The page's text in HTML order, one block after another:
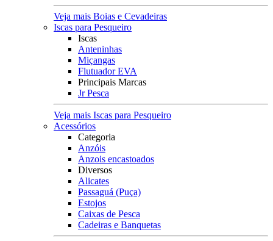
Veja mais Boias e Cevadeiras
Iscas para Pesqueiro
Iscas
Anteninhas
Miçangas
Flutuador EVA
Principais Marcas
Jr Pesca
Veja mais Iscas para Pesqueiro
Acessórios
Categoria
Anzóis
Anzois encastoados
Diversos
Alicates
Passaguá (Puça)
Estojos
Caixas de Pesca
Cadeiras e Banquetas